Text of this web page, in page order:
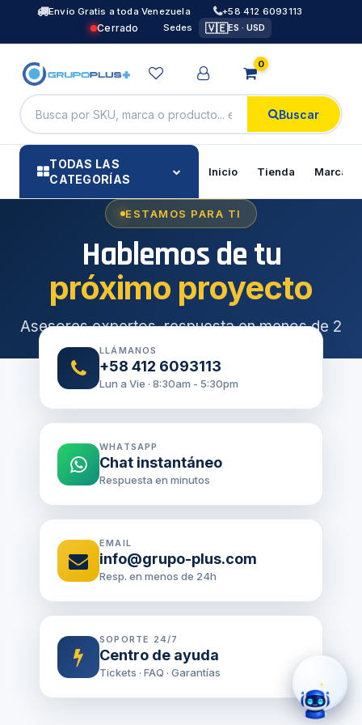
Envío Gratis a toda Venezuela +58 412 6093113
Cerrado Sedes 🇻🇪ES · USD
Buscar
0
TODAS LAS
CATEGORÍAS
Inicio Tienda Marcas
ESTAMOS PARA TI
Hablemos de tu
próximo proyecto
Asesores expertos, respuesta en menos de 2
horas hábiles y soluciones a tu medida.
LLÁMANOS
+58 412 6093113
Lun a Vie · 8:30am - 5:30pm
WHATSAPP
Chat instantáneo
Respuesta en minutos
EMAIL
info@grupo-plus.com
Resp. en menos de 24h
SOPORTE 24/7
Centro de ayuda
Tickets · FAQ · Garantías
Cotizar